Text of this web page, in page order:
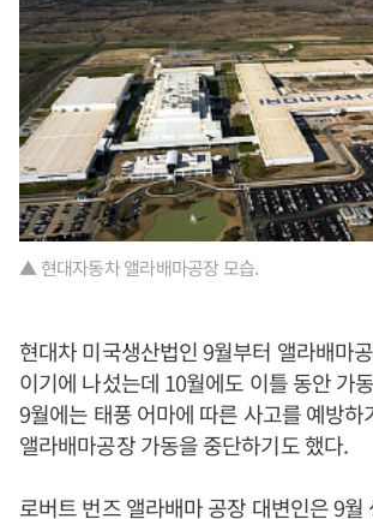
▲ 현대자동차 앨라배마공장 모습.
현대차 미국생산법인 9월부터 앨라배마
이기에 나섰는데 10월에도 이틀 동안 가
9월에는 태풍 어마에 따른 사고를 예방하
앨라배마공장 가동을 중단하기도 했다.
로버트 번즈 앨라배마 공장 대변인은 9월